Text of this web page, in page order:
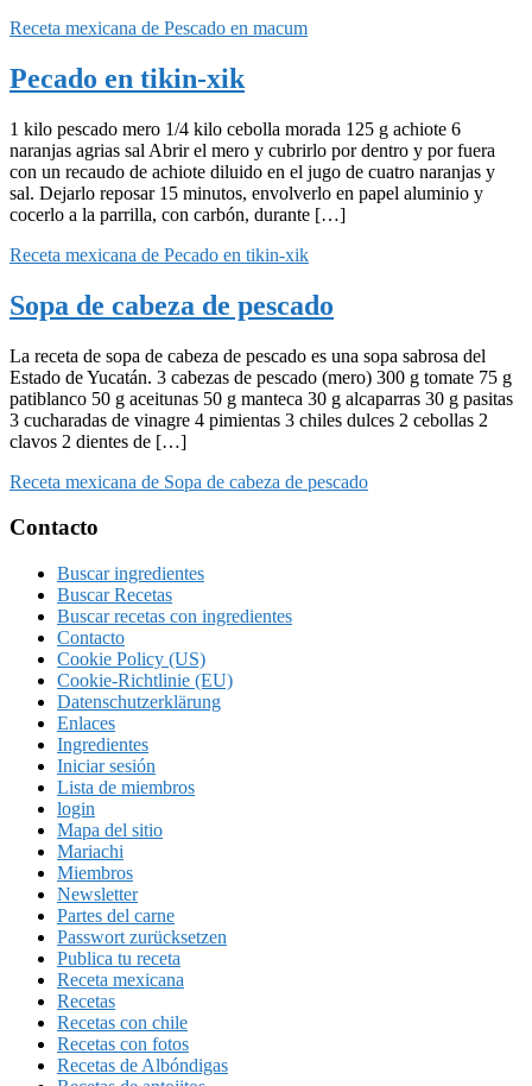
Receta mexicana de Pescado en macum
Pecado en tikin-xik
1 kilo pescado mero 1/4 kilo cebolla morada 125 g achiote 6
naranjas agrias sal Abrir el mero y cubrirlo por dentro y por fuera
con un recaudo de achiote diluido en el jugo de cuatro naranjas y
sal. Dejarlo reposar 15 minutos, envolverlo en papel aluminio y
cocerlo a la parrilla, con carbón, durante […]
Receta mexicana de Pecado en tikin-xik
Sopa de cabeza de pescado
La receta de sopa de cabeza de pescado es una sopa sabrosa del
Estado de Yucatán. 3 cabezas de pescado (mero) 300 g tomate 75 g
patiblanco 50 g aceitunas 50 g manteca 30 g alcaparras 30 g pasitas
3 cucharadas de vinagre 4 pimientas 3 chiles dulces 2 cebollas 2
clavos 2 dientes de […]
Receta mexicana de Sopa de cabeza de pescado
Footer
Contacto
Buscar ingredientes
Buscar Recetas
Buscar recetas con ingredientes
Contacto
Cookie Policy (US)
Cookie-Richtlinie (EU)
Datenschutzerklärung
Enlaces
Ingredientes
Iniciar sesión
Lista de miembros
login
Mapa del sitio
Mariachi
Miembros
Newsletter
Partes del carne
Passwort zurücksetzen
Publica tu receta
Receta mexicana
Recetas
Recetas con chile
Recetas con fotos
Recetas de Albóndigas